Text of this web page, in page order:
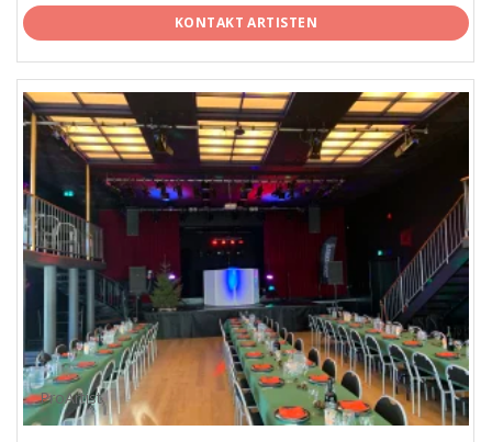
KONTAKT ARTISTEN
ProArtist